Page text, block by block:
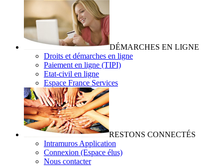
DÉMARCHES EN LIGNE
Droits et démarches en ligne
Paiement en ligne (TIPI)
Etat-civil en ligne
Espace France Services
RESTONS CONNECTÉS
Intramuros Application
Connexion (Espace élus)
Nous contacter